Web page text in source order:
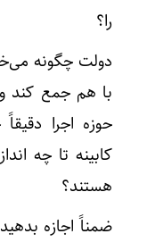
را؟
دولت چگونه
با هم جمع کند
حوزه اجرا
کابینه تا چه
هستند؟
ضمناً اجازه